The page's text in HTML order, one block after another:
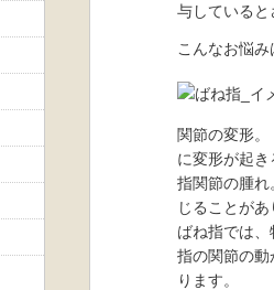
与している
こんなお悩
関節の変形
に変形が起
指関節の腫
じることが
ばね指では
指の関節の
ります。